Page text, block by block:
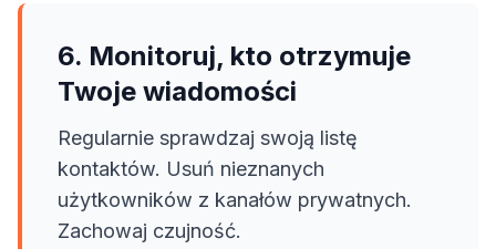
6. Monitoruj, kto otrzymuje
Twoje wiadomości
Regularnie sprawdzaj swoją listę
kontaktów. Usuń nieznanych
użytkowników z kanałów prywatnych.
Zachowaj czujność.